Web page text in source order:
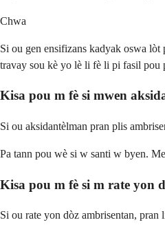
Chwa
Si ou gen ensifizans kadyak oswa
travay sou kè yo lè li fè li pi fasil pou
Kisa pou m fè si mwen
Si ou aksidantèlman pran plis
Pa tann pou wè si w santi w byen.
Kisa pou m fè si m rate yon
Si ou rate yon dòz ambrisentan,